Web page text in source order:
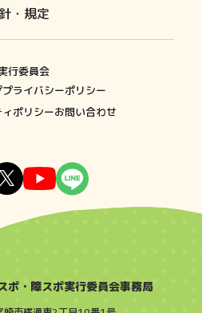
・規定
行委員会
プライバシーポリシー
ポリシーお問い合わせ
ポ・障スポ実行委員会事務局